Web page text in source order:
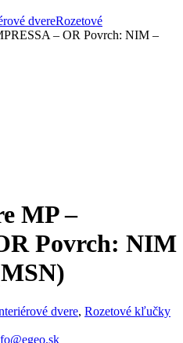
dvereRozetové
– OR Povrch: NIM –
MP –
Povrch: NIM
dvere, Rozetové kľučky